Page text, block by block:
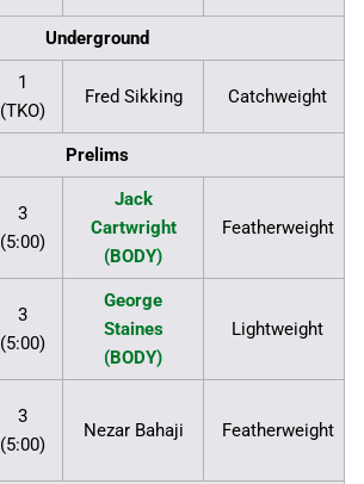
Underground
1
(TKO)
Fred Sikking Catchweight
Prelims
3
(5:00)
Jack
Cartwright
(BODY)
Featherweight
3
(5:00)
George
Staines
(BODY)
Lightweight
3
(5:00)
Nezar Bahaji Featherweight